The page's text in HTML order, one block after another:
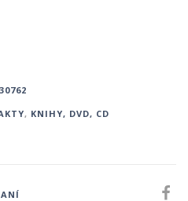
, KNIHY, DVD, CD